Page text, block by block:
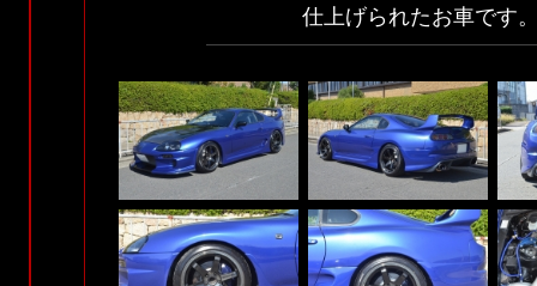
仕上げられたお車です